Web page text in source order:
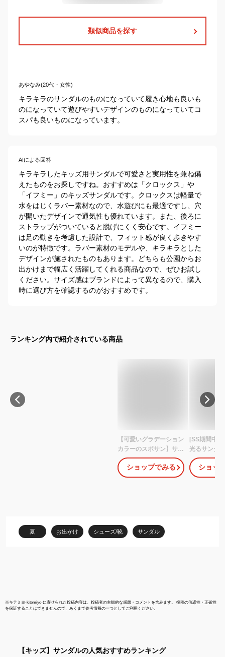
類似商品を探す
あやなみ(20代・女性)
キラキラのサンダルのものになっていて履き心地も良いも
のになっていて遊びやすいデザインのものになっていてコ
スパも良いものになっています。
AIによる回答
キラキラしたキッズ用サンダルで可愛さと実用性を兼ね備
えたものをお探しですね。おすすめは「クロックス」や
「イフミー」のキッズサンダルです。クロックスは軽量で
水をはじくラバー素材なので、水遊びにも最適ですし、穴
が開いたデザインで通気性も優れています。また、後ろに
ストラップがついていると脱げにくく安心です。イフミー
は足の動きを考慮した設計で、フィット感が良く歩きやす
いのが特徴です。ラバー素材のモデルや、キラキラとした
デザインが施されたものもあります。どちらも公園からお
出かけまで幅広く活躍してくれる商品なので、ぜひお試し
ください。サイズ感はブランドによって異なるので、購入
時に選び方を確認するのがおすすめです。
ランキング内で紹介されている商品
【可愛いグラデーション
カラーのスポサン】サン
ダル スポーツサンダル
キッズ 女の子 ガールズ
韓国風 キッズ ジュニア
ープル/ピンク アウトド
ア 海 プール 夏
ショップでみる
[SS期間中
光るサンダ
供 女の子
15cm 16cm
18cm クリ
ショッ
夏 お出かけ シューズ/靴 サンダル
※キテミヨ-kitemiyo-に寄せられた投稿内容は、投稿者の主観的な感想・コメントを含みます。 投稿の信憑性・正確性
を保証することはできませんので、あくまで参考情報の一つとしてご利用ください。
【キッズ】 サンダルの人気おすすめランキング